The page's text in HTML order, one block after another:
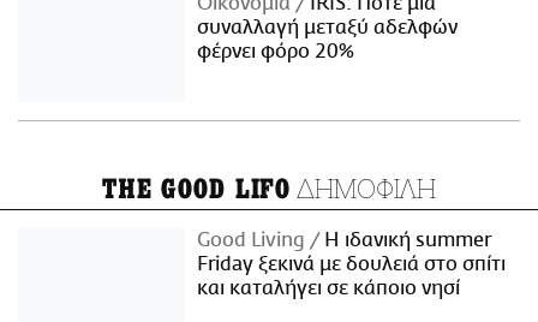
συναλλαγή μεταξύ αδελφών
φέρνει φόρο 20%
THE GOOD LIFO ΔΗΜΟΦΙΛΗ
Good Living
Η ιδανική summer
Friday ξεκινά με δουλειά στο σπίτι
και καταλήγει σε κάποιο νησί